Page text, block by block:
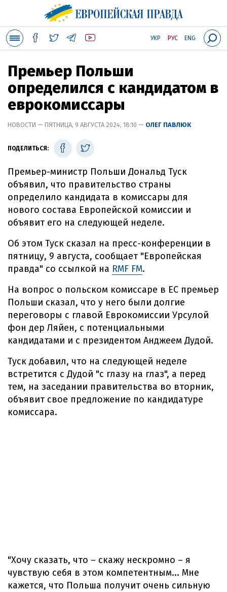
УКР РУС ENG
Премьер Польши
определился с кандидатом в
еврокомиссары
НОВОСТИ — ПЯТНИЦА, 9 АВГУСТА 2024, 18:10 — ОЛЕГ ПАВЛЮК
ПОДЕЛИТЬСЯ:
Премьер-министр Польши Дональд Туск
объявил, что правительство страны
определило кандидата в комиссары для
нового состава Европейской комиссии и
объявит его на следующей неделе.
Об этом Туск сказал на пресс-конференции в
пятницу, 9 августа, сообщает "Европейская
правда" со ссылкой на RMF FM.
На вопрос о польском комиссаре в ЕС премьер
Польши сказал, что у него были долгие
переговоры с главой Еврокомиссии Урсулой
фон дер Ляйен, с потенциальными
кандидатами и с президентом Анджеем Дудой.
Туск добавил, что на следующей неделе
встретится с Дудой "с глазу на глаз", а перед
тем, на заседании правительства во вторник,
объявит свое предложение по кандидатуре
комиссара.
"Хочу сказать, что – скажу нескромно – я
чувствую себя в этом компетентным... Мне
кажется, что Польша получит очень сильную